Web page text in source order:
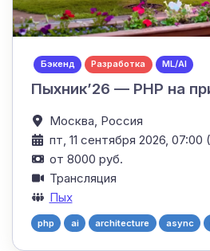
Бэкенд Разработка ML/AI
Пыхник’26 — PHP на
Москва, Россия
пт, 11 сентября 2026, 07:00
от 8000 руб.
Трансляция
Пых
php ai architecture async